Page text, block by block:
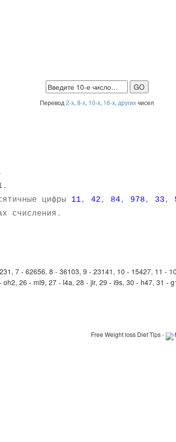
Перевод 2-х, 8-х, 10-х, 16-х, другихчисел
.
.
цифры 11, 42, 84, 978, 33,
счисления.
7 - 62656, 8 - 36103, 9 - 23141, 10 - 15427, 11 -
26 - ml9, 27 - l4a, 28 - jir, 29 - i9s, 30 - h47, 31 -
Free Weight loss Diet Tips -